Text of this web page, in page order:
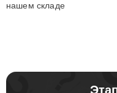
нашем складе